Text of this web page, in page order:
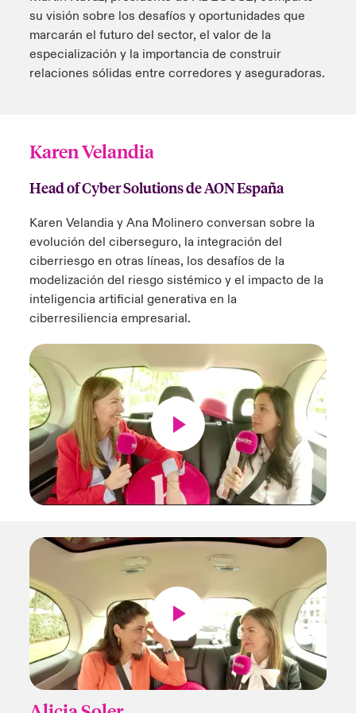
su visión sobre los desafíos y oportunidades que
marcarán el futuro del sector, el valor de la
especialización y la importancia de construir
relaciones sólidas entre corredores y aseguradoras.
Karen Velandia
Head of Cyber Solutions de AON España
Karen Velandia y Ana Molinero conversan sobre la
evolución del ciberseguro, la integración del
ciberriesgo en otras líneas, los desafíos de la
modelización del riesgo sistémico y el impacto de la
inteligencia artificial generativa en la
ciberresiliencia empresarial.